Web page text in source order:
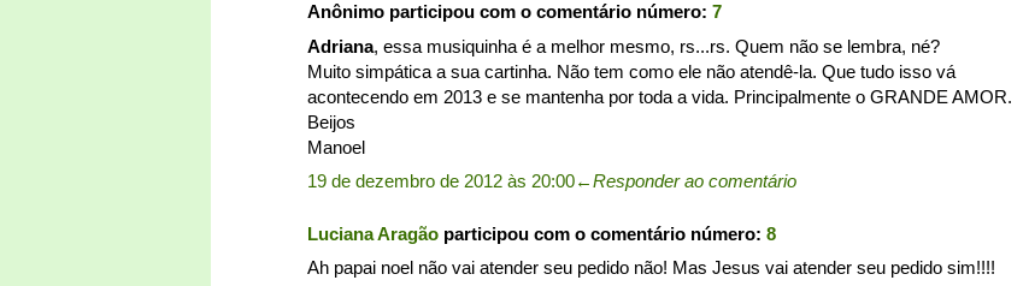
Anônimo participou com o comentário número: 7
Adriana, essa musiquinha é a melhor mesmo, rs...rs. Quem não se lembra, né?
Muito simpática a sua cartinha. Não tem como ele não atendê-la. Que tudo isso vá
acontecendo em 2013 e se mantenha por toda a vida. Principalmente o GRANDE AMOR.
Beijos
Manoel
19 de dezembro de 2012 às 20:00←Responder ao comentário
Luciana Aragão participou com o comentário número: 8
Ah papai noel não vai atender seu pedido não! Mas Jesus vai atender seu pedido sim!!!!